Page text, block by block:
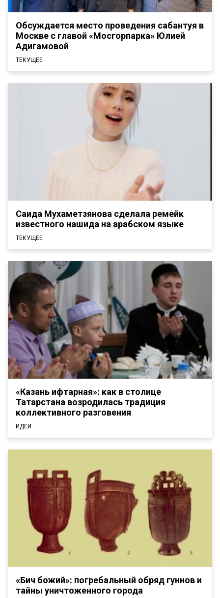
Обсуждается место проведения сабантуя в
Москве с главой «Мосгорпарка» Юлией
Адигамовой
ТЕКУЩЕЕ
Саида Мухаметзянова сделала ремейк
известного нашида на арабском языке
ТЕКУЩЕЕ
«Казань ифтарная»: как в столице
Татарстана возродилась традиция
коллективного разговения
ИДЕИ
«Бич божий»: погребальный обряд гуннов и
тайны уничтоженного города